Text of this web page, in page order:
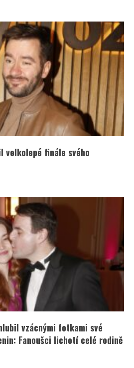
velkolepé finále svého
vzácnými fotkami své
Fanoušci lichotí celé rodině